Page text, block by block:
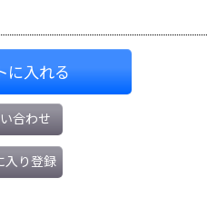
に入れる
合わせ
入り登録